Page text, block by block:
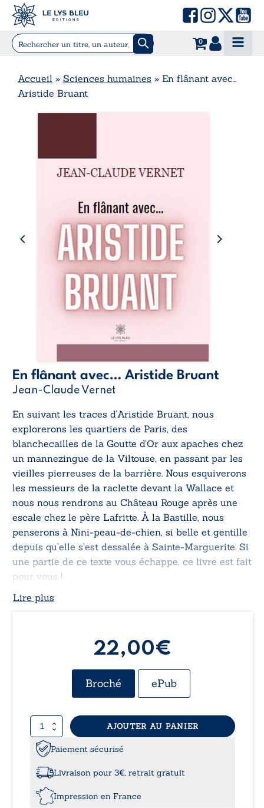
0
Accueil » Sciences humaines » En flânant avec…
Aristide Bruant
En flânant avec… Aristide Bruant
Jean-Claude Vernet
En suivant les traces d’Aristide Bruant, nous
explorerons les quartiers de Paris, des
blanchecailles de la Goutte d’Or aux apaches chez
un mannezingue de la Viltouse, en passant par les
vieilles pierreuses de la barrière. Nous esquiverons
les messieurs de la raclette devant la Wallace et
nous nous rendrons au Château Rouge après une
escale chez le père Lafritte. À la Bastille, nous
penserons à Nini-peau-de-chien, si belle et gentille
depuis qu’elle s’est dessalée à Sainte-Marguerite. Si
une partie de ce texte vous échappe, ce livre est fait
pour vous !
Lire plus
22,00€
Broché ePub
quantité
de
En
flânant
avec...
Aristide
Bruant
AJOUTER AU PANIER
Paiement sécurisé
Livraison pour 3€, retrait gratuit
Impression en France